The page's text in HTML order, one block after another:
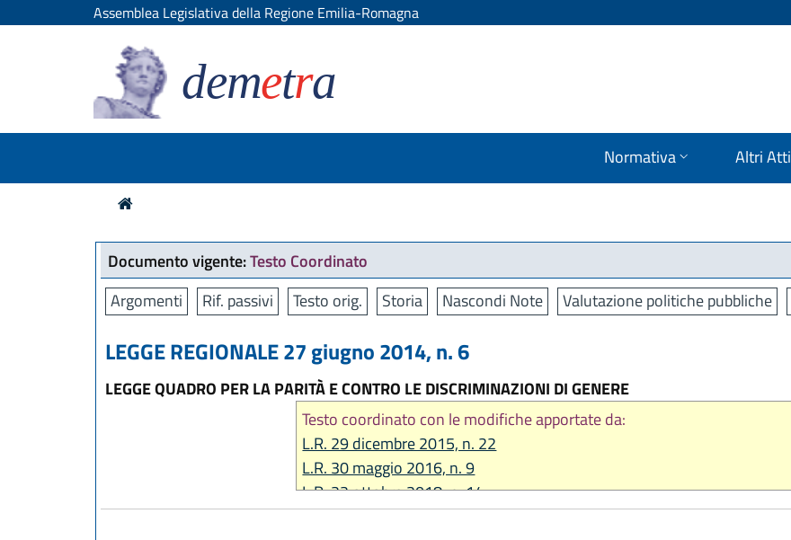
Assemblea Legislativa della Regione Emilia-Romagna
demetra
Normativa Altri Atti
Documento vigente:Testo Coordinato
Argomenti
Rif. passivi Testo orig. Storia Nascondi Note Valutazione politiche pubbliche
LEGGE REGIONALE 27 giugno 2014, n. 6
LEGGE QUADRO PER LA PARITÀ E CONTRO LE DISCRIMINAZIONI DI GENERE
Testo coordinato con le modifiche apportate da:
L.R. 29 dicembre 2015, n. 22
L.R. 30 maggio 2016, n. 9
L.R. 22 ottobre 2018, n. 14
L.R. 1 agosto 2019, n. 15